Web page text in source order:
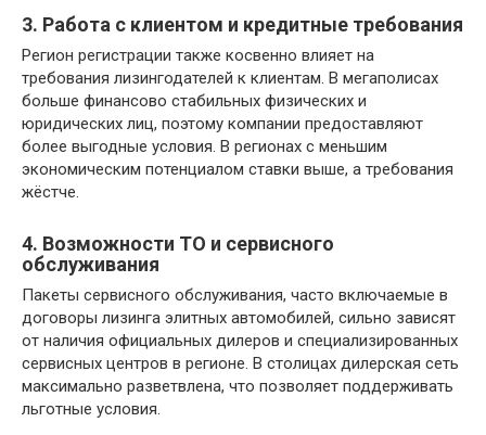
3. Работа с клиентом и кредитные требования
Регион регистрации также косвенно влияет на
требования лизингодателей к клиентам. В мегаполисах
больше финансово стабильных физических и
юридических лиц, поэтому компании предоставляют
более выгодные условия. В регионах с меньшим
экономическим потенциалом ставки выше, а требования
жёстче.
4. Возможности ТО и сервисного
обслуживания
Пакеты сервисного обслуживания, часто включаемые в
договоры лизинга элитных автомобилей, сильно зависят
от наличия официальных дилеров и специализированных
сервисных центров в регионе. В столицах дилерская сеть
максимально разветвлена, что позволяет поддерживать
льготные условия.